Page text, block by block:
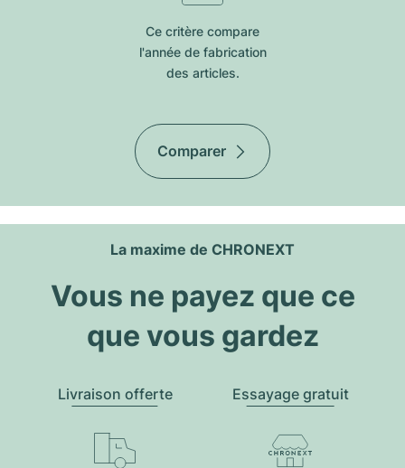
Ce critère compare
l'année de fabrication
des articles.
Comparer
La maxime de CHRONEXT
Vous ne payez que ce
que vous gardez
Livraison offerte Essayage gratuit